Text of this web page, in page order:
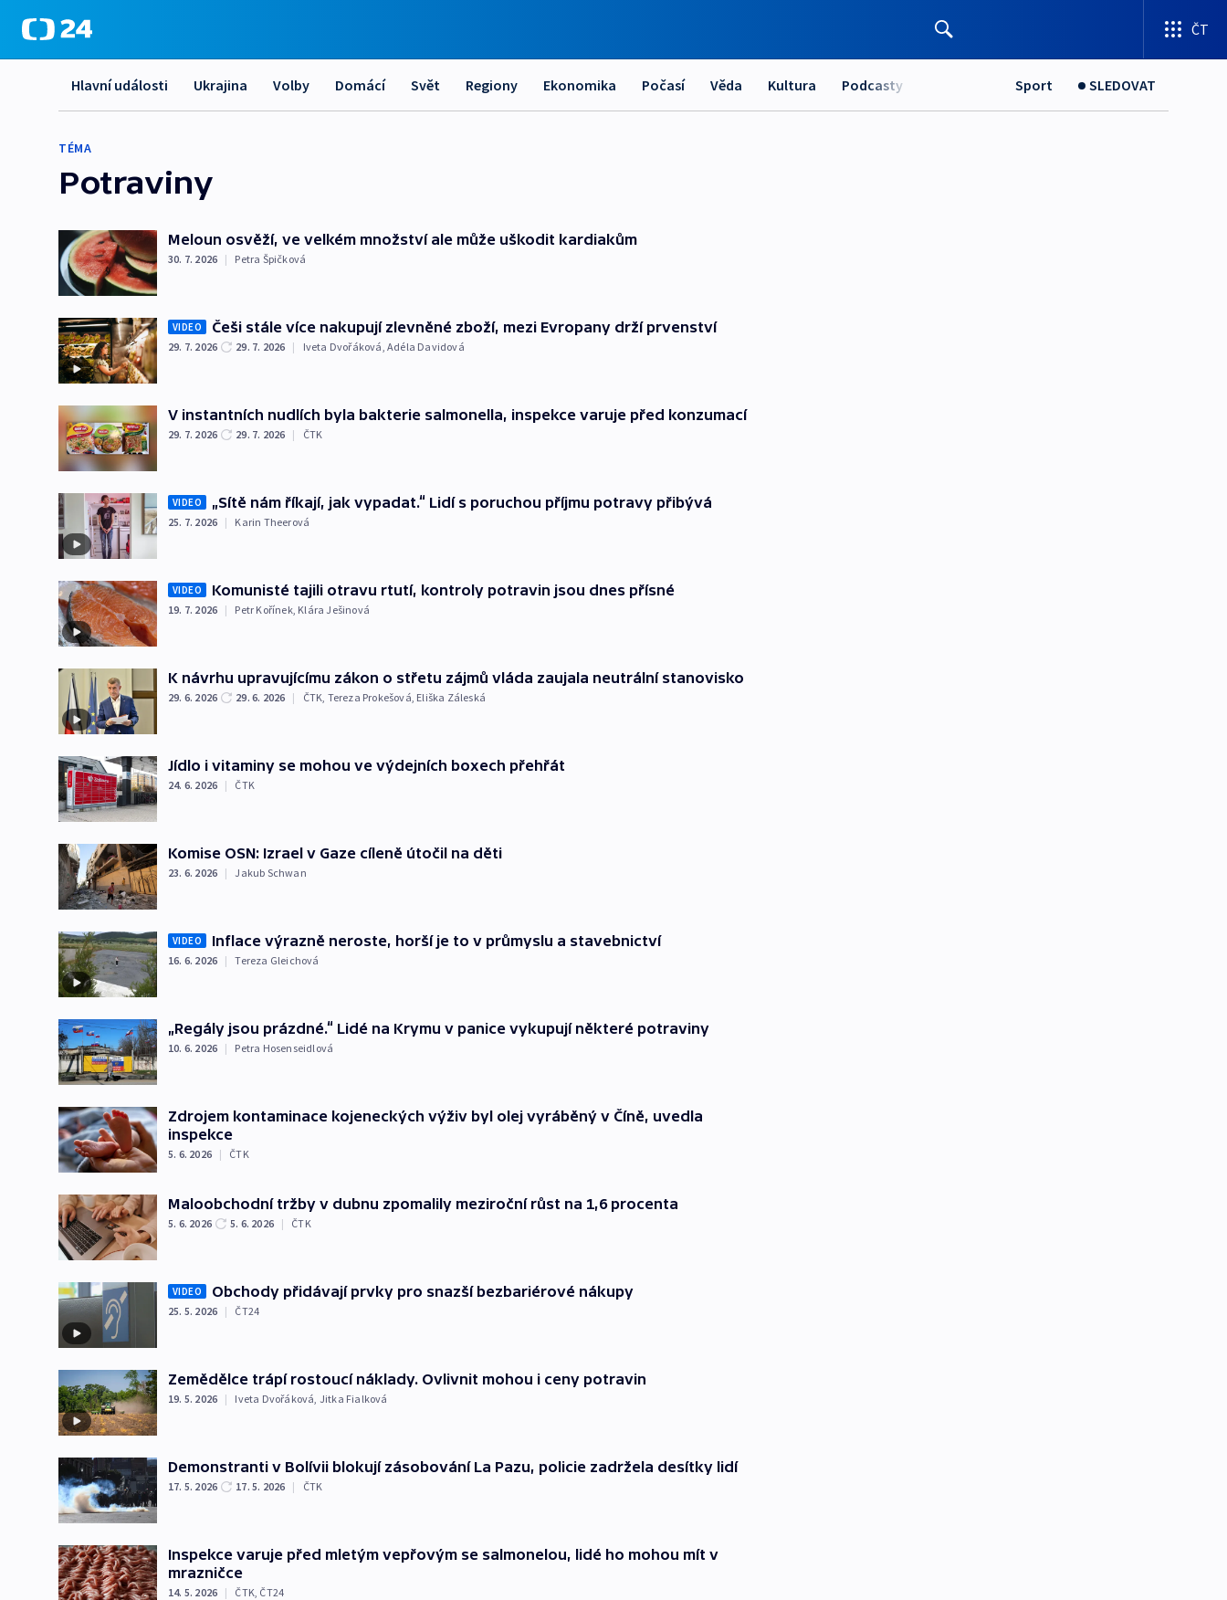
ČT
Hlavní události Ukrajina Volby Domácí Svět Regiony Ekonomika Počasí Věda Kultura Podcasty Sport SLEDOVAT
TÉMA
Potraviny
Meloun osvěží, ve velkém množství ale může uškodit kardiakům
30. 7. 2026 | Petra Špičková
VIDEO Češi stále více nakupují zlevněné zboží, mezi Evropany drží prvenství
29. 7. 2026 29. 7. 2026 | Iveta Dvořáková,Adéla Davidová
V instantních nudlích byla bakterie salmonella, inspekce varuje před konzumací
29. 7. 2026 29. 7. 2026 | ČTK
VIDEO „Sítě nám říkají, jak vypadat.“ Lidí s poruchou příjmu potravy přibývá
25. 7. 2026 | Karin Theerová
VIDEO Komunisté tajili otravu rtutí, kontroly potravin jsou dnes přísné
19. 7. 2026 | Petr Kořínek, Klára Ješinová
K návrhu upravujícímu zákon o střetu zájmů vláda zaujala neutrální stanovisko
29. 6. 2026 29. 6. 2026 | ČTK, Tereza Prokešová, Eliška Záleská
Jídlo i vitaminy se mohou ve výdejních boxech přehřát
24. 6. 2026 | ČTK
Komise OSN: Izrael v Gaze cíleně útočil na děti
23. 6. 2026 | Jakub Schwan
VIDEO Inflace výrazně neroste, horší je to v průmyslu a stavebnictví
16. 6. 2026 | Tereza Gleichová
„Regály jsou prázdné.“ Lidé na Krymu v panice vykupují některé potraviny
10. 6. 2026 | Petra Hosenseidlová
Zdrojem kontaminace kojeneckých výživ byl olej vyráběný v Číně, uvedla
inspekce
5. 6. 2026 | ČTK
Maloobchodní tržby v dubnu zpomalily meziroční růst na 1,6 procenta
5. 6. 2026 5. 6. 2026 | ČTK
VIDEO Obchody přidávají prvky pro snazší bezbariérové nákupy
25. 5. 2026 | ČT24
Zemědělce trápí rostoucí náklady. Ovlivnit mohou i ceny potravin
19. 5. 2026 | Iveta Dvořáková, Jitka Fialková
Demonstranti v Bolívii blokují zásobování La Pazu, policie zadržela desítky lidí
17. 5. 2026 17. 5. 2026 | ČTK
Inspekce varuje před mletým vepřovým se salmonelou, lidé ho mohou mít v
mrazničce
14. 5. 2026 | ČTK ČT24